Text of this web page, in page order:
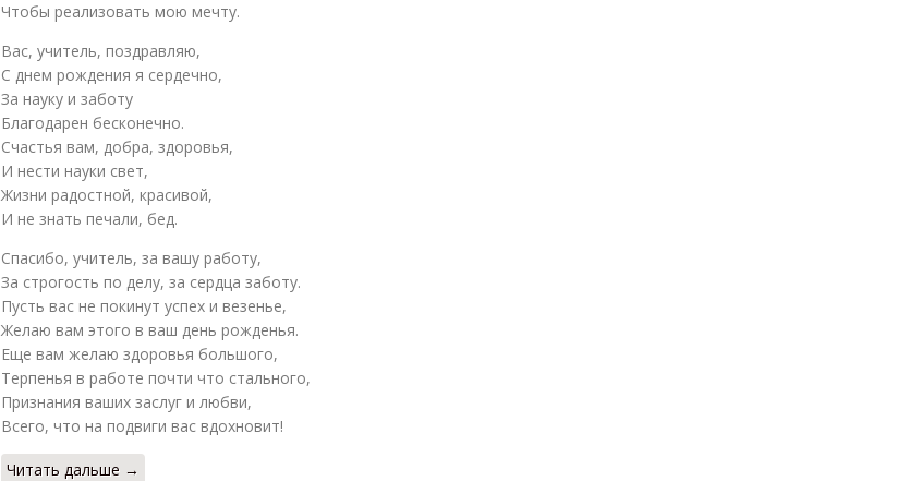
Чтобы реализовать мою мечту.
Вас, учитель, поздравляю,
С днем рождения я сердечно,
За науку и заботу
Благодарен бесконечно.
Счастья вам, добра, здоровья,
И нести науки свет,
Жизни радостной, красивой,
И не знать печали, бед.
Спасибо, учитель, за вашу работу,
За строгость по делу, за сердца заботу.
Пусть вас не покинут успех и везенье,
Желаю вам этого в ваш день рожденья.
Еще вам желаю здоровья большого,
Терпенья в работе почти что стального,
Признания ваших заслуг и любви,
Всего, что на подвиги вас вдохновит!
Читать дальше →